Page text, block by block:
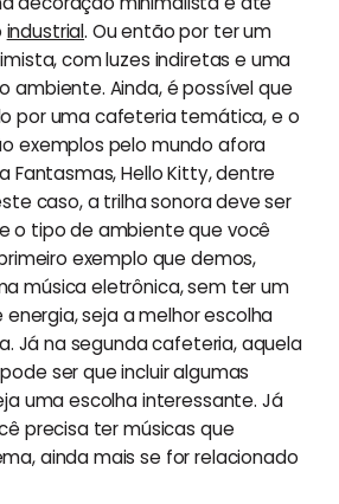
industrial. Ou então por ter um
com luzes indiretas e uma
ambiente. Ainda, é possível que
por uma cafeteria temática, e o
exemplos pelo mundo afora
Fantasmas, Hello Kitty, dentre
caso, a trilha sonora deve ser
o tipo de ambiente que você
exemplo que demos,
música eletrônica, sem ter um
seja a melhor escolha
Já na segunda cafeteria, aquela
ser que incluir algumas
uma escolha interessante. Já
precisa ter músicas que
ainda mais se for relacionado